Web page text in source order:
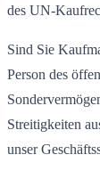
des UN-
Sind Sie
Person des
Streitigkeiten
unser